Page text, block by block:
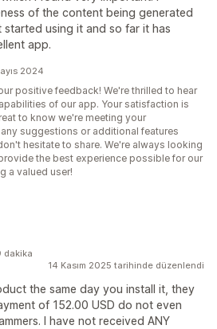
of the content being generated
started using it and so far it has
app.
2024
positive feedback! We're thrilled to hear
of our app. Your satisfaction is
to know we're meeting your
suggestions or additional features
hesitate to share. We're always looking
the best experience possible for our
a valued user!
14 Kasım 2025 tarihinde düzenlendi
the same day you install it, they
of 152.00 USD do not even
I have not received ANY
dakika